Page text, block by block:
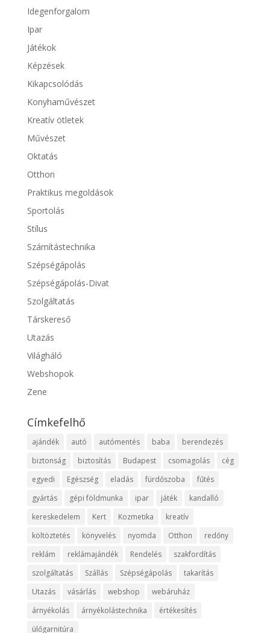
Idegenforgalom
Ipar
Játékok
Képzések
Kikapcsolódás
Konyhaművészet
Kreatív ötletek
Művészet
Oktatás
Otthon
Praktikus megoldások
Sportolás
Stílus
Számítástechnika
Szépségápolás
Szépségápolás-Divat
Szolgáltatás
Társkereső
Utazás
Világháló
Webshopok
Zene
Címkefelhő
ajándék autó autómentés baba
berendezés
biztonság
biztosítás Budapest csomagolás
cég
egyedi
Egészség eladás fürdőszoba
fűtés
gyártás
gépi földmunka ipar játék
kandalló
kereskedelem
Kert Kozmetika
kreatív
költöztetés
könyvelés nyomda Otthon
redőny
reklám
reklámajándék Rendelés
szakfordítás
szolgáltatás
Szállás Szépségápolás
takarítás
Utazás
vásárlás webshop
webáruház
árnyékolás
árnyékolástechnika
értékesítés
ülőgarnitúra